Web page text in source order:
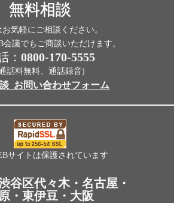
無料相談
お気軽にご相談ください。
会議でもご商談いただけます。
： 0800-170-5555
話料無料、通話録音)
_お問い合わせフォーム
サイトは保護されています
谷区代々木・名古屋・
・東伊豆・大阪